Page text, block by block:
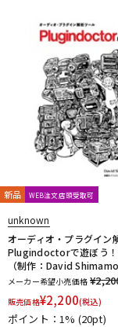
F-bass
Fender
FERNANDES ／ Burny
Fred Kelly
Free
Freedom Custom
G.I. Batteries
Gibson
GID
GOTOH
Grande
Greg
Grover
Grover
Hal Leonard
Headway
HERCO
Hofner
HOSCO
Ikebe Original
IN
Inner Bamboo Bass
JAKE SHIMABUKURO
新品 WEB注文店頭受取可
unknown
オーディオ・プラグイン
Plugindoctorで遊ぼう！
（制作：David
メーカー希望小売価格
販売価格¥2,200(税込)
ポイント：1% (20pt)